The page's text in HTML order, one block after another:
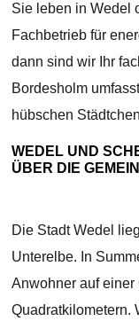
Sie leben in Wedel
Fachbetrieb für
dann sind wir Ihr
Bordesholm
hübschen
WEDEL UND
ÜBER DIE
Die Stadt Wedel
Unterelbe. In
Anwohner auf einer
Quadratkilometern.